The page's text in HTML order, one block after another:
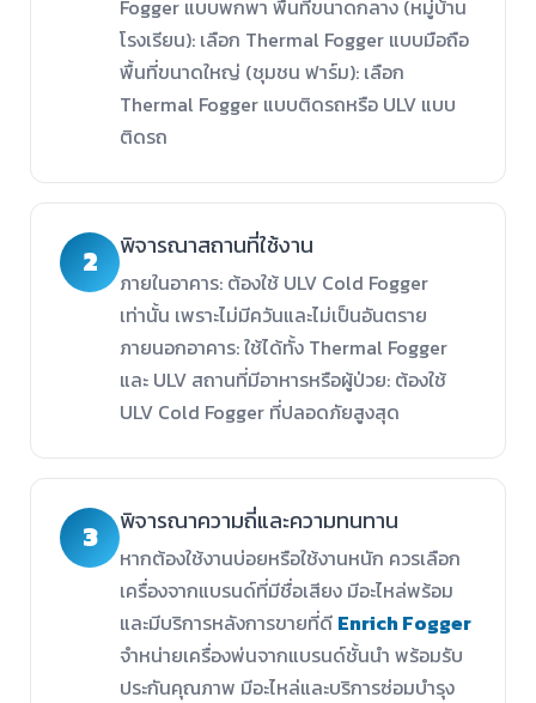
Fogger แบบพกพา พื้นที่ขนาดกลาง (หมู่บ้าน
โรงเรียน): เลือก Thermal Fogger แบบมือถือ
พื้นที่ขนาดใหญ่ (ชุมชน ฟาร์ม): เลือก
Thermal Fogger แบบติดรถหรือ ULV แบบ
ติดรถ
2 พิจารณาสถานที่ใช้งาน
ภายในอาคาร: ต้องใช้ ULV Cold Fogger
เท่านั้น เพราะไม่มีควันและไม่เป็นอันตราย
ภายนอกอาคาร: ใช้ได้ทั้ง Thermal Fogger
และ ULV สถานที่มีอาหารหรือผู้ป่วย: ต้องใช้
ULV Cold Fogger ที่ปลอดภัยสูงสุด
3 พิจารณาความถี่และความทนทาน
หากต้องใช้งานบ่อยหรือใช้งานหนัก ควรเลือก
เครื่องจากแบรนด์ที่มีชื่อเสียง มีอะไหล่พร้อม
และมีบริการหลังการขายที่ดี Enrich Fogger
จำหน่ายเครื่องพ่นจากแบรนด์ชั้นนำ พร้อมรับ
ประกันคุณภาพ มีอะไหล่และบริการซ่อมบำรุง